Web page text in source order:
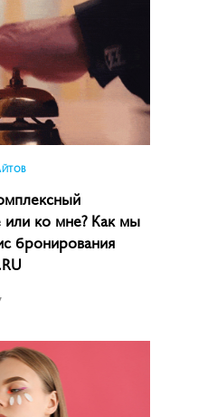
или ко мне? Как мы
бронирования